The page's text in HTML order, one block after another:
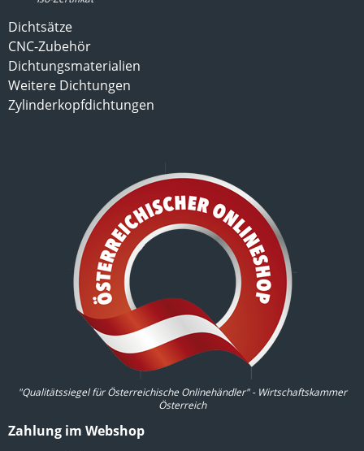
Dichtsätze
CNC-Zubehör
Dichtungsmaterialien
Weitere Dichtungen
Zylinderkopfdichtungen
"Qualitätssiegel für Österreichische Onlinehändler" - Wirtschaftskammer
Österreich
Zahlung im Webshop